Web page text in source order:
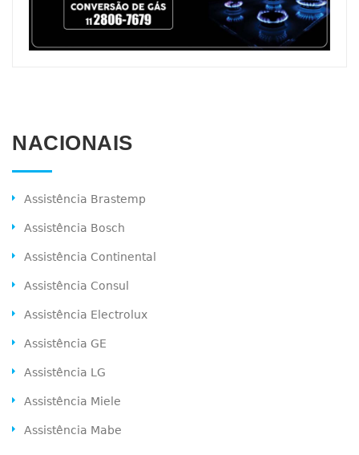
NACIONAIS
Assistência Brastemp
Assistência Bosch
Assistência Continental
Assistência Consul
Assistência Electrolux
Assistência GE
Assistência LG
Assistência Miele
Assistência Mabe